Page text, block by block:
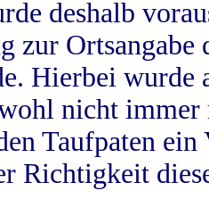
deshalb
zur
Hierbei wurde
nicht
Taufpaten
Richtigkeit